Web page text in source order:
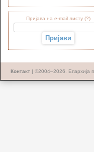
Пријава на e-mail листу (?)
Контакт | ©2004–2026. Епархија